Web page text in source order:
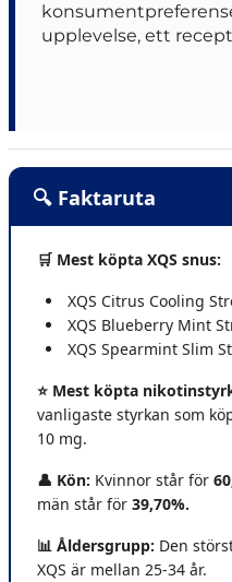
upplevelse, ett
🔍 Faktaruta
🛒 Mest köpta XQS snus:
XQS Citrus Cooling
XQS Blueberry Mint
XQS Spearmint Slim
⭐ Mest köpta
vanligaste styrkan som
10 mg.
👤 Kön: Kvinnor står för
män står för 39,70%.
📊 Åldersgrupp: Den
XQS är mellan 25-34 år.